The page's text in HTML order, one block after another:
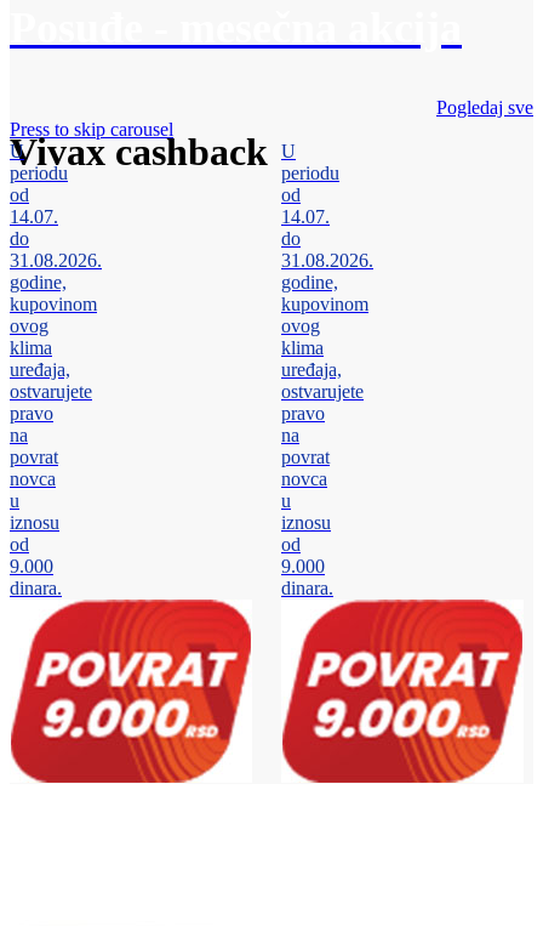
Vivax cashback
Pogledaj sve
Press to skip carousel
U
periodu
od
14.07.
do
31.08.2026.
godine,
kupovinom
ovog
klima
uređaja,
ostvarujete
pravo
na
povrat
novca
u
iznosu
od
9.000
dinara.
U
periodu
od
14.07.
do
31.08.2026.
godine,
kupovinom
ovog
klima
uređaja,
ostvarujete
pravo
na
povrat
novca
u
iznosu
od
9.000
dinara.